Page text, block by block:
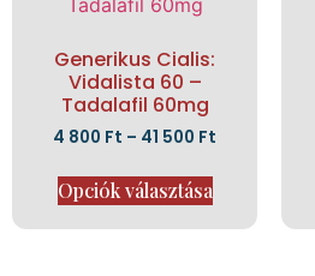
Generikus Cialis:
Vidalista 60 –
Tadalafil 60mg
4 800 Ft – 41 500 Ft
Opciók választása